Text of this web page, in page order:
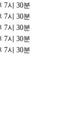
7시 30분
7시 30분
7시 30분
7시 30분
7시 30분